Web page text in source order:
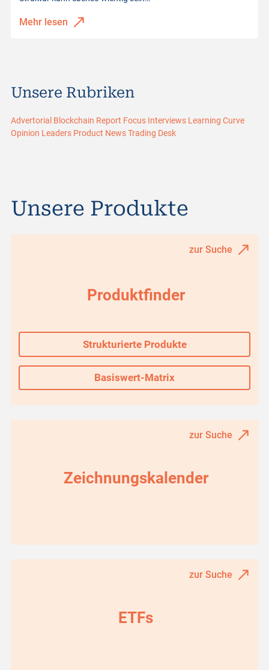
Mehr lesen
Unsere Rubriken
Advertorial Blockchain Report Focus Interviews Learning Curve
Opinion Leaders Product NewsTrading Desk
Unsere Produkte
zur Suche
Produktfinder
Strukturierte Produkte
Basiswert-Matrix
zur Suche
Zeichnungskalender
zur Suche
ETFs